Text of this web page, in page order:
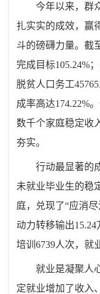
今年以来，群
扎实实的成效，赢
斗的磅礴力量。截
完成目标105.24%
脱贫人口务工
成率高达174.22%
数千个家庭稳定收
夯实。
行动最显著的
未就业毕业生的稳
庭，兑现了“应消
动力转移输出
培训6739人次，就
就业是凝聚人
定就业增加了收入